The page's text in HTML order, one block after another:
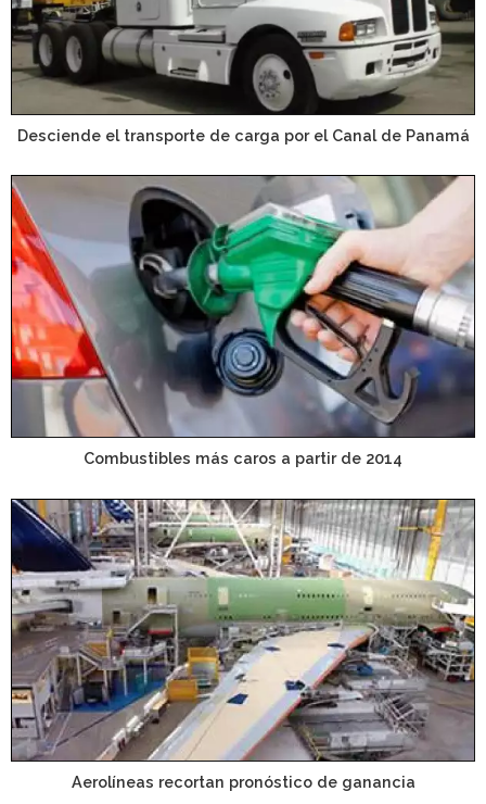
Desciende el transporte de carga por el Canal de Panamá
Combustibles más caros a partir de 2014
Aerolíneas recortan pronóstico de ganancia